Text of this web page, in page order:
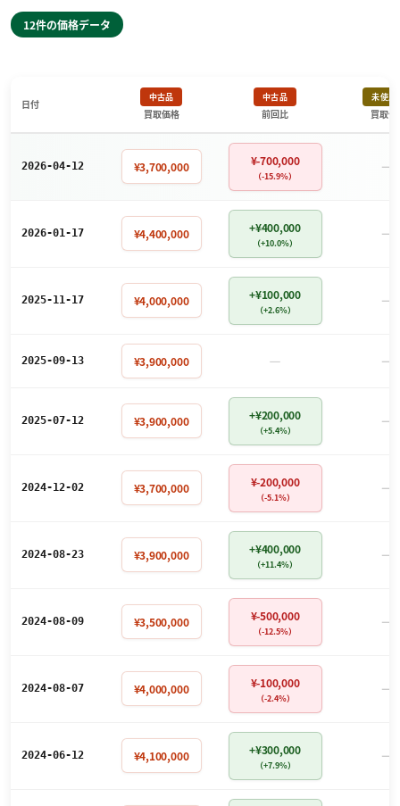
12件の価格データ
日付
中古品
買取価格
中古品
前回比
未使用
買取価
2026-04-12 ¥3,700,000 ¥-700,000
（-15.9%） －
2026-01-17 ¥4,400,000 +¥400,000
（+10.0%） －
2025-11-17 ¥4,000,000 +¥100,000
（+2.6%） －
2025-09-13 ¥3,900,000 － －
2025-07-12 ¥3,900,000 +¥200,000
（+5.4%） －
2024-12-02 ¥3,700,000 ¥-200,000
（-5.1%） －
2024-08-23 ¥3,900,000 +¥400,000
（+11.4%） －
2024-08-09 ¥3,500,000 ¥-500,000
（-12.5%） －
2024-08-07 ¥4,000,000 ¥-100,000
（-2.4%） －
2024-06-12 ¥4,100,000 +¥300,000
（+7.9%） －